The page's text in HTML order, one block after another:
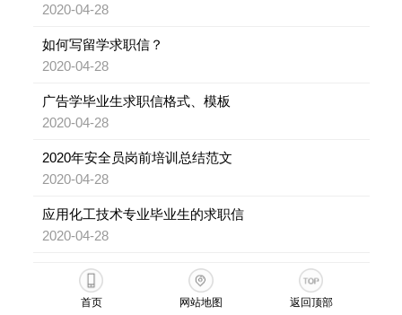
2020-04-28
如何写留学求职信？
2020-04-28
广告学毕业生求职信格式、模板
2020-04-28
2020年安全员岗前培训总结范文
2020-04-28
应用化工技术专业毕业生的求职信
2020-04-28
首页 网站地图 返回顶部